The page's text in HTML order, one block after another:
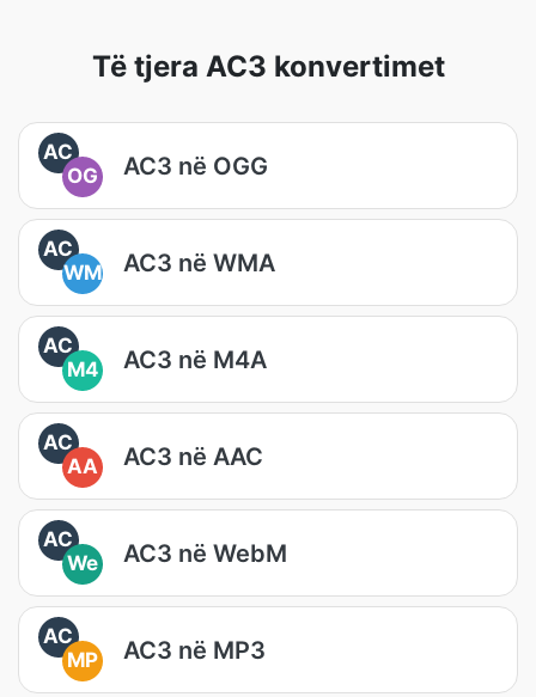
Të tjera AC3 konvertimet
AC
OG
AC3 në OGG
AC
WM
AC3 në WMA
AC
M4
AC3 në M4A
AC
AA
AC3 në AAC
AC
We
AC3 në WebM
AC
MP
AC3 në MP3